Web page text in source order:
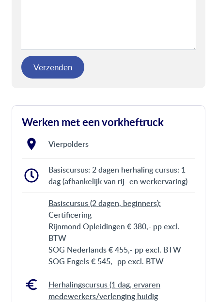
Verzenden
Werken met een vorkheftruck
Vierpolders
Basiscursus: 2 dagen herhaling cursus: 1
dag (afhankelijk van rij- en werkervaring)
Basiscursus (2 dagen, beginners):
Certificering
Rijnmond Opleidingen € 380,- pp excl.
BTW
SOG Nederlands € 455,- pp excl. BTW
SOG Engels € 545,- pp excl. BTW
Herhalingscursus (1 dag, ervaren
medewerkers/verlenging huidig